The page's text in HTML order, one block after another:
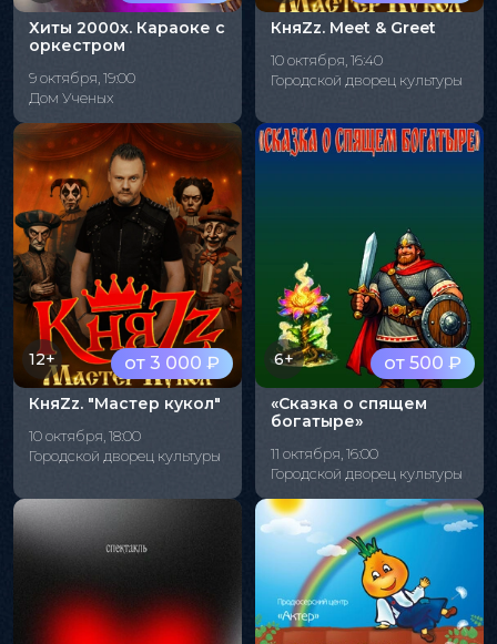
Хиты 2000х. Караоке с
оркестром
9 октября, 19:00
Дом Ученых
КняZz. Meet & Greet
10 октября, 16:40
Городской дворец культуры
от 3 000 ₽
12+
КняZz. "Мастер кукол"
10 октября, 18:00
Городской дворец культуры
от 500 ₽
6+
«Сказка о спящем
богатыре»
11 октября, 16:00
Городской дворец культуры